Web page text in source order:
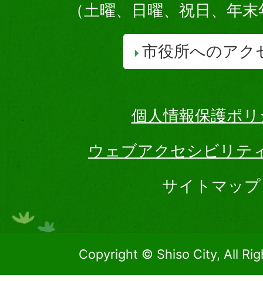
（土曜、日曜、祝日、年
市役所へのアク
個人情報保護ポ
ウェブアクセシビリテ
サイトマップ
Copyright © Shiso City, All